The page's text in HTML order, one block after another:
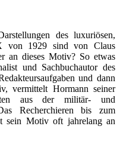
des luxuriösen,
von 1929 sind von Claus
an dieses Motiv? So etwas
und Sachbuchautor des
und dann
vermittelt Hormann seiner
aus der militär- und
Recherchieren bis zum
sein Motiv oft jahrelang an